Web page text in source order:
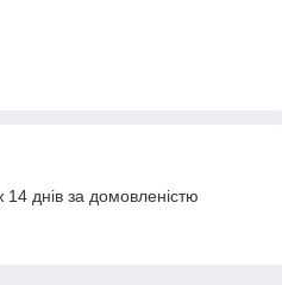
днів за домовленістю